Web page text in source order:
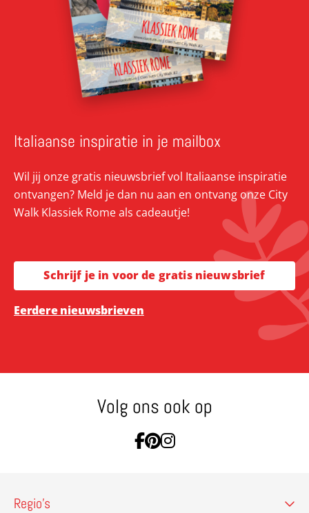
Italiaanse inspiratie in je mailbox
Wil jij onze gratis nieuwsbrief vol Italiaanse inspiratie
ontvangen? Meld je dan nu aan en ontvang onze City
Walk Klassiek Rome als cadeautje!
Schrijf je in voor de gratis nieuwsbrief
Eerdere nieuwsbrieven
Volg ons ook op
Ga naar Facebook
Ga naar Pinterest
Ga naar Instagram
Regio’s